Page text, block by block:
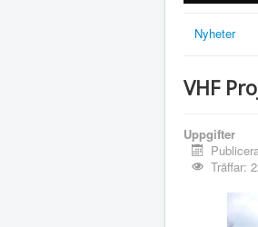
Nyheter
VHF
Uppgifter
Träffar: